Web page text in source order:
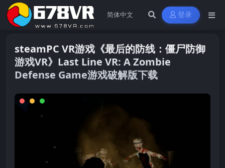
登录
steamPC VR游戏《最后的防线：僵尸防御
游戏VR》Last Line VR: A Zombie
Defense Game游戏破解版下载